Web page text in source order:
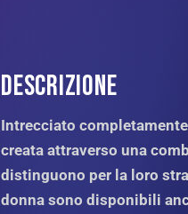
DESCRIZIONE
Intrecciato
creata attraverso una
distinguono per la loro
donna sono disponibili